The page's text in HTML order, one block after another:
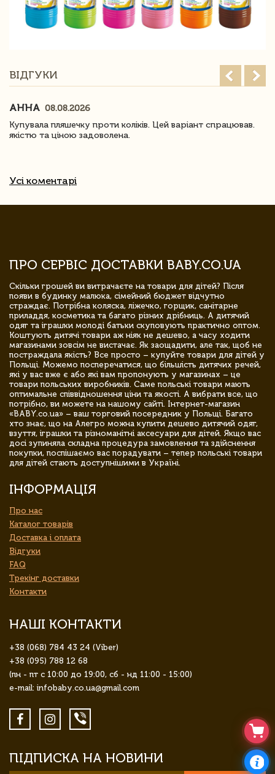
ВІДГУКИ
АННА 08.08.2026
Купувала пляшечку проти коліків. Цей варіант спрацював.
якістю та ціною задоволена.
Усі коментарі
ПРО СЕРВІС ДОСТАВКИ BABY.CO.UA
Скільки грошей ви витрачаєте на товари для дітей? Після
появи в будинку малюка, сімейний бюджет відчутно
страждає. Потрібна коляска, ліжечко, горщик, санітарне
приладдя, косметика та багато різних дрібниць. А дитячий
одяг та іграшки молоді батьки скуповують практично оптом.
Коштують дитячі товари аж ніяк не дешево, а часу ходити
магазинами зовсім не вистачає. Як заощадити, але так, щоб не
постраждала якість? Все просто – купуйте товари для дітей у
Польщі. Можемо посперечатися, що більшість дитячих речей,
які у вас вже є або які вам пропонують у магазинах – це
товари польських виробників. Саме польські товари мають
оптимальне співвідношення ціни та якості. А вибрати все, що
потрібно, ви можете на нашому сайті. Інтернет-магазин
«BABY.co.ua» – ваш торговий посередник у Польщі. Багато
хто знає, що на Алегро можна купити дешево дитячий одяг,
взуття, іграшки та різноманітні аксесуари для дітей. Якщо вас
досі зупиняла складна процедура замовлення та здійснення
покупки, поспішаємо вас порадувати – тепер польські товари
для дітей стають доступнішими в Україні.
ІНФОРМАЦІЯ
Про нас
Каталог товарів
Доставка і оплата
Відгуки
FAQ
Трекінг доставки
Контакти
НАШІ КОНТАКТИ
+38 (068) 784 43 24 (Viber)
+38 (095) 788 12 68
(пн - пт с 10:00 до 19:00, сб - нд 11:00 - 15:00)
e-mail: infobaby.co.ua@gmail.com
ПІДПИСКА НА НОВИНИ